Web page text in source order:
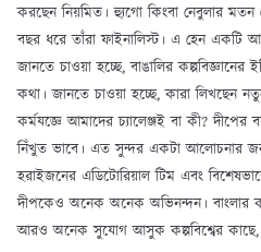
করছেন নিয়মিত। হ্যুগো কিংবা নেবুলার মতন
বছর ধরে তাঁরা ফাইনালিস্ট। এ হেন একটি
জানতে চাওয়া হচ্ছে, বাঙালির কল্পবিজ্ঞানের
কথা। জানতে চাওয়া হচ্ছে, কারা
কর্মযজ্ঞে আমাদের চ্যালেঞ্জই বা কী? দীপের
নিঁখুত ভাবে। এত সুন্দর একটা আলোচনার জন্য
হরাইজনের এডিটোরিয়াল টিম এবং
দীপকেও অনেক অনেক অভিনন্দন। বাংলার
আরও অনেক সুযোগ আসুক কল্পবিশ্বের